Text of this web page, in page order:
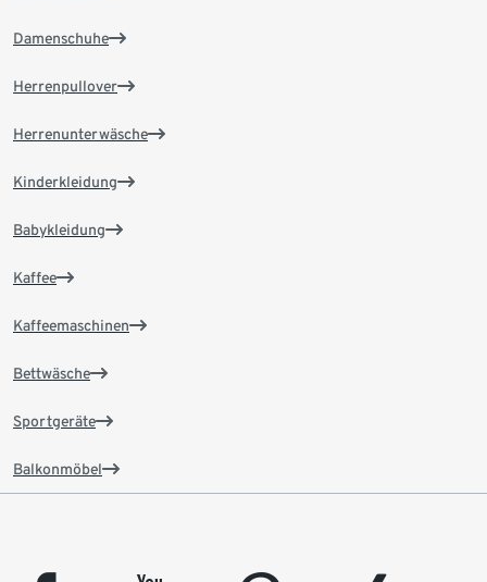
Damenschuhe
Herrenpullover
Herrenunterwäsche
Kinderkleidung
Babykleidung
Kaffee
Kaffeemaschinen
Bettwäsche
Sportgeräte
Balkonmöbel